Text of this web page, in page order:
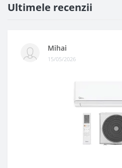
Ultimele recenzii
Mihai
15/05/2026